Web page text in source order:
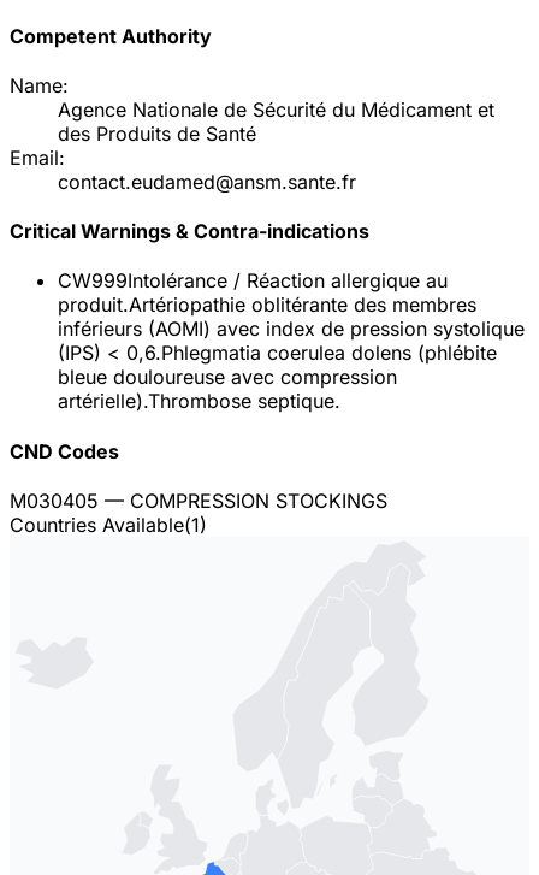
Competent Authority
Name:
Agence Nationale de Sécurité du Médicament et
des Produits de Santé
Email:
contact.eudamed@ansm.sante.fr
Critical Warnings & Contra-indications
CW999Intolérance / Réaction allergique au
produit.Artériopathie oblitérante des membres
inférieurs (AOMI) avec index de pression systolique
(IPS) < 0,6.Phlegmatia coerulea dolens (phlébite
bleue douloureuse avec compression
artérielle).Thrombose septique.
CND Codes
M030405 — COMPRESSION STOCKINGS
Countries Available(1)